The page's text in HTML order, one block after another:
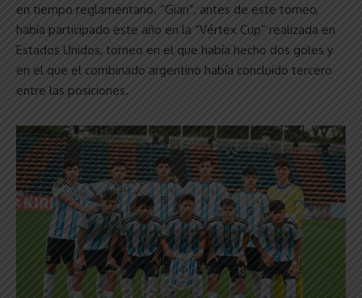
en tiempo reglamentario. “Gian”, antes de este torneo,
había participado este año en la “Vértex Cup” realizada en
Estados Unidos, torneo en el que había hecho dos goles y
en el que el combinado argentino había concluido tercero
entre las posiciones.